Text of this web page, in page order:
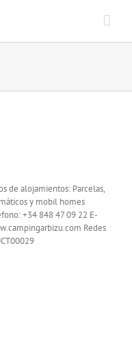
de alojamientos: Parcelas,
y mobil homes
+34 848 47 09 22 E-
Redes